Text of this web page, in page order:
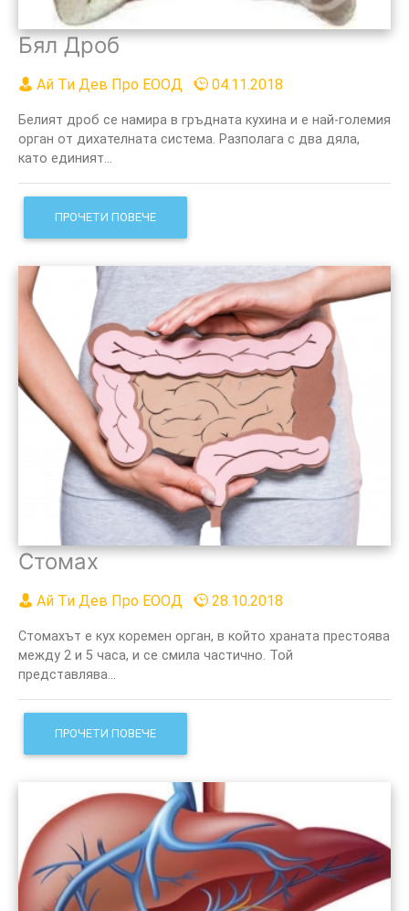
Бял Дроб
Ай Ти Дев Про ЕООД 04.11.2018
Белият дроб се намира в гръдната кухина и е най-големия
орган от дихателната система. Разполага с два дяла,
като единият...
ПРОЧЕТИ ПОВЕЧЕ
Стомах
Ай Ти Дев Про ЕООД 28.10.2018
Стомахът е кух коремен орган, в който храната престоява
между 2 и 5 часа, и се смила частично. Той
представлява...
ПРОЧЕТИ ПОВЕЧЕ